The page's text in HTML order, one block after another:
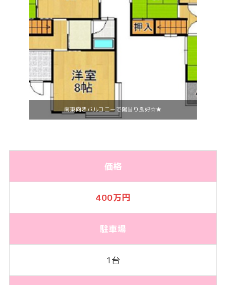
南東向きバルコニーで陽当り良好☆★
価格
400万円
駐車場
1台